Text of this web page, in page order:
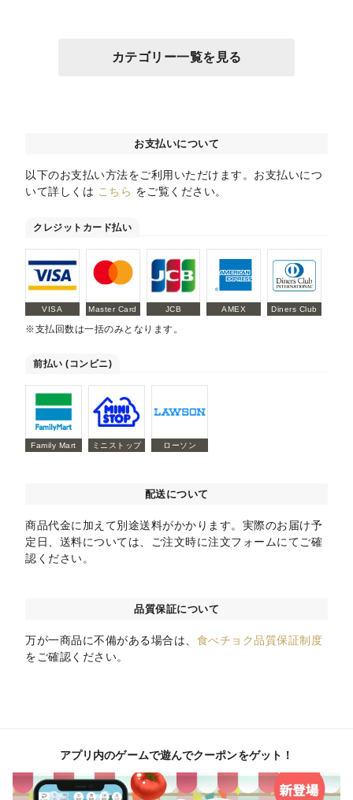
カテゴリー一覧を見る
お支払いについて
以下のお支払い方法をご利用いただけます。お支払いにつ
いて詳しくは こちら をご覧ください。
クレジットカード払い
VISA Master Card JCB AMEX Diners Club
※支払回数は一括のみとなります。
前払い (コンビニ)
Family Mart ミニストップ ローソン
配送について
商品代金に加えて別途送料がかかります。実際のお届け予
定日、送料については、ご注文時に注文フォームにてご確
認ください。
品質保証について
万が一商品に不備がある場合は、 食べチョク品質保証制度
をご確認ください。
アプリ内のゲームで遊んでクーポンをゲット！